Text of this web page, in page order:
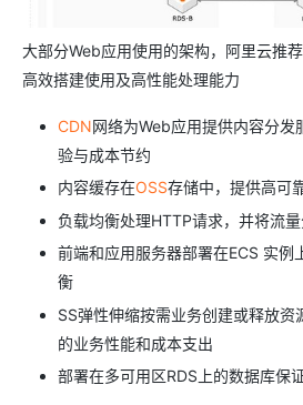
大部分Web应用使用的架构，阿里云推
高效搭建使用及高性能处理能力
CDN网络为Web应用提供内容分发
验与成本节约
内容缓存在OSS存储中，提供高可
负载均衡处理HTTP请求，并将流
前端和应用服务器部署在ECS 实例
衡
SS弹性伸缩按需业务创建或释放资
的业务性能和成本支出
部署在多可用区RDS上的数据库保